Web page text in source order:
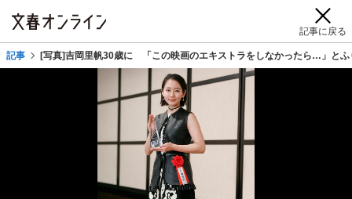
記事に戻る
記事 [写真]吉岡里帆30歳に 「この映画のエキストラをしなかったら…」とふ